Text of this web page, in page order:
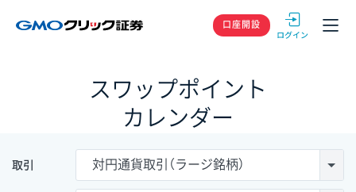
GMOクリック
口座開設
スワップポイント
カレンダー
取引 対円通貨取引（ラージ銘柄）